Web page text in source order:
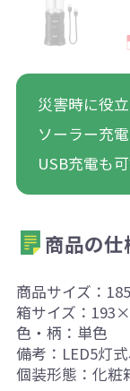
災害時に役
ソーラー充
USB充電も
商品の仕
商品サイズ：
箱サイズ：
色・柄：単色
備考：LED5灯
個装形態：化粧